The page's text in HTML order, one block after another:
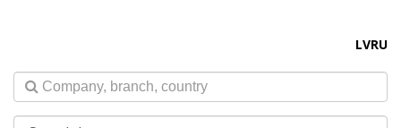
LVRU